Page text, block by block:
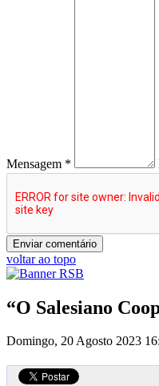
Mensagem *
voltar ao topo
“O Salesiano
Domingo, 20 Agosto 2023